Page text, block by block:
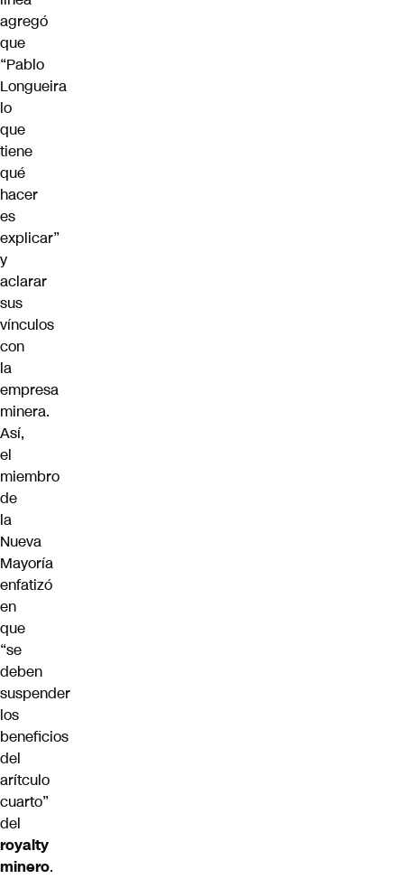
agregó
que
“Pablo
Longueira
lo
que
tiene
qué
hacer
es
explicar”
y
aclarar
sus
vínculos
con
la
empresa
minera.
Así,
el
miembro
de
la
Nueva
Mayoría
enfatizó
en
que
“se
deben
suspender
los
beneficios
del
arítculo
cuarto”
del
royalty
minero.